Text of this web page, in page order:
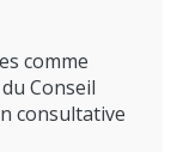
comme
Conseil
consultative